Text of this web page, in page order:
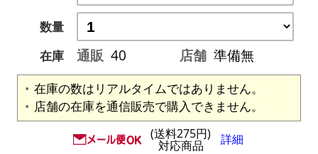
数量
在庫
通販 40 店舗 準備無
在庫の数はリアルタイムではありません。
店舗の在庫を通信販売で購入できません。
(送料275円)
対応商品 詳細